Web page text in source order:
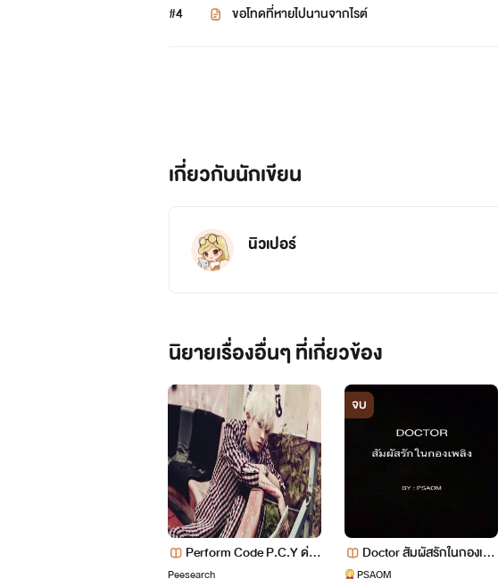
#4 ขอโทดที่หายไปนานจากไรต์
เกี่ยวกับนักเขียน
นิวเปอร์
นิยายเรื่องอื่นๆ ที่เกี่ยวข้อง
Perform Code P.C.Y ด่าน
Peesearch
จบ
Doctor สัมผัสรักในกองเพลิ
PSAOM